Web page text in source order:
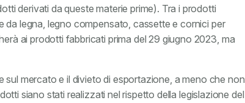
derivati da queste materie prime). Tra i prodotti
da legna, legno compensato, cassette e cornici per
ai prodotti fabbricati prima del 29 giugno 2023, ma
sul mercato e il divieto di esportazione, a meno che non
siano stati realizzati nel rispetto della legislazione del